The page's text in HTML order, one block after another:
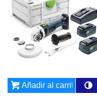
Añadir al carrito